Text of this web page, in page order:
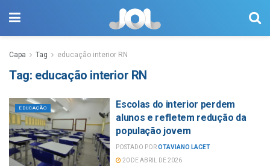
Capa Tag educação interior RN
Tag: educação interior RN
EDUCAÇÃO
Escolas do interior perdem
alunos e refletem redução da
população jovem
POSTADO POROTAVIANO LACET
20 DE ABRIL DE 2026